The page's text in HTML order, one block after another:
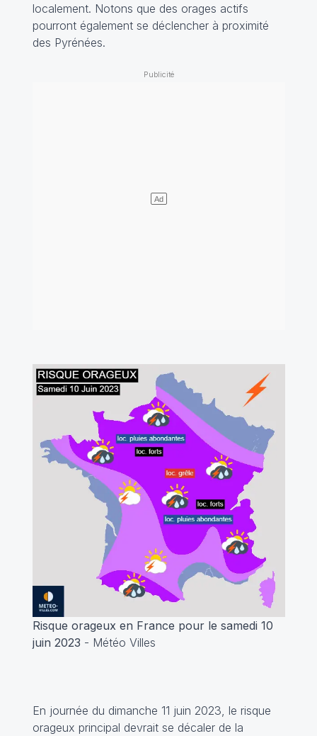
localement. Notons que des orages actifs
pourront également se déclencher à proximité
des Pyrénées.
Risque orageux en France pour le samedi 10
juin 2023 - Météo Villes
En journée du dimanche 11 juin 2023, le risque
orageux principal devrait se décaler de la